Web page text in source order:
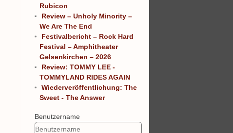
Rubicon
Review – Unholy Minority –
We Are The End
Festivalbericht – Rock Hard
Festival – Amphitheater
Gelsenkirchen – 2026
Review: TOMMY LEE -
TOMMYLAND RIDES AGAIN
Wiederveröffentlichung: The
Sweet - The Answer
Benutzername